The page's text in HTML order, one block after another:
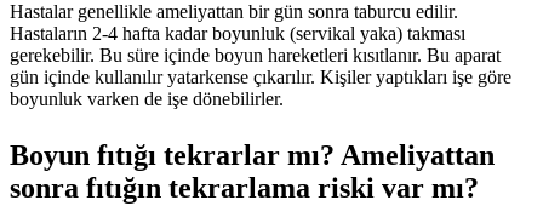
Hastalar genellikle ameliyattan bir gün sonra taburcu edilir.
Hastaların 2-4 hafta kadar boyunluk (servikal yaka) takması
gerekebilir. Bu süre içinde boyun hareketleri kısıtlanır. Bu aparat
gün içinde kullanılır yatarkense çıkarılır. Kişiler yaptıkları işe göre
boyunluk varken de işe dönebilirler.
Boyun fıtığı tekrarlar mı? Ameliyattan
sonra fıtığın tekrarlama riski var mı?